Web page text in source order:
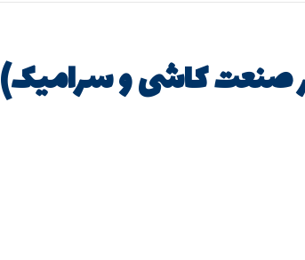
بر صنعت کاشی و سرامیک)